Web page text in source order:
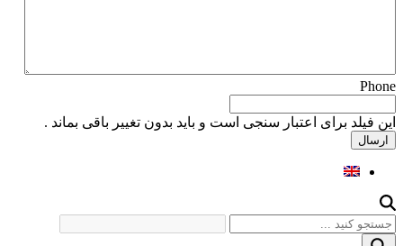
Phone
این فیلد برای اعتبار سنجی است و باید بدون تغییر باقی بماند .